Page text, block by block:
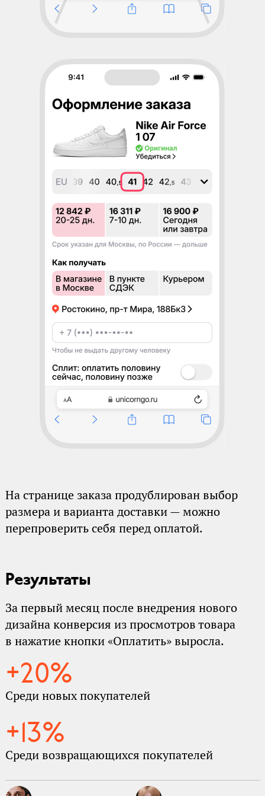
На странице заказа продублирован выбор
размера и варианта доставки — можно
перепроверить себя перед оплатой.
Результаты
За первый месяц после внедрения нового
дизайна конверсия из просмотров товара
в нажатие кнопки «Оплатить» выросла.
+20%
Среди новых покупателей
+13%
Среди возвращающихся покупателей